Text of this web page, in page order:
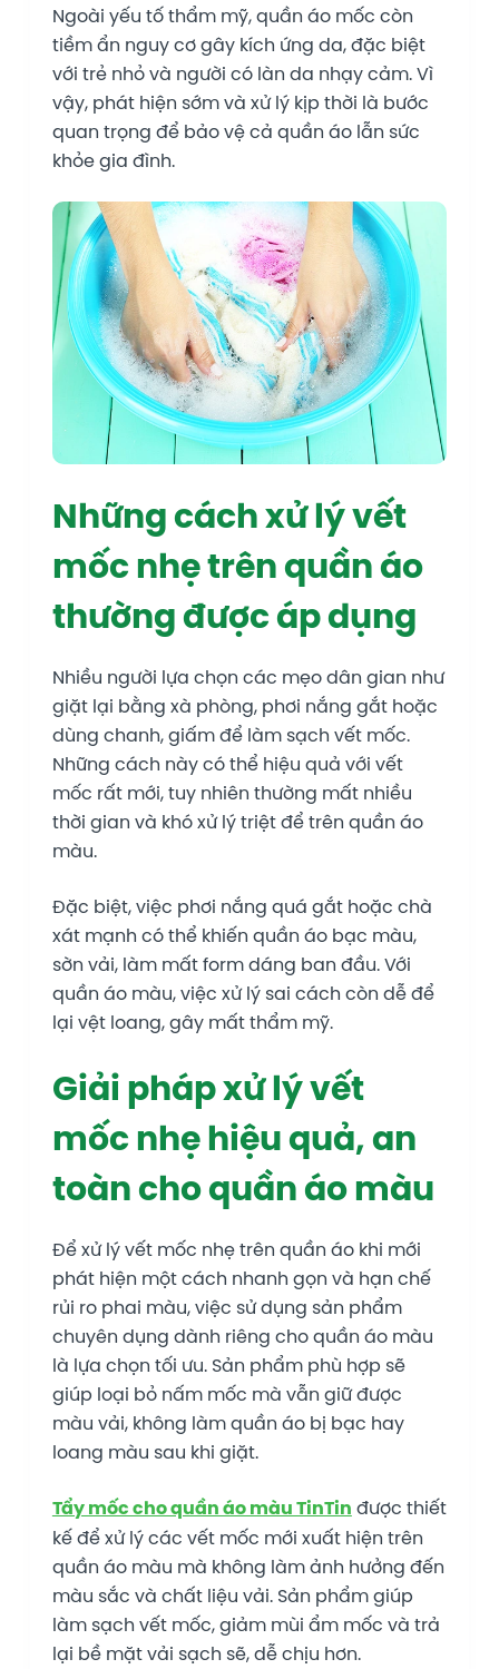
Ngoài yếu tố thẩm mỹ, quần áo mốc còn
tiềm ẩn nguy cơ gây kích ứng da, đặc biệt
với trẻ nhỏ và người có làn da nhạy cảm. Vì
vậy, phát hiện sớm và xử lý kịp thời là bước
quan trọng để bảo vệ cả quần áo lẫn sức
khỏe gia đình.
Những cách xử lý vết
mốc nhẹ trên quần áo
thường được áp dụng
Nhiều người lựa chọn các mẹo dân gian như
giặt lại bằng xà phòng, phơi nắng gắt hoặc
dùng chanh, giấm để làm sạch vết mốc.
Những cách này có thể hiệu quả với vết
mốc rất mới, tuy nhiên thường mất nhiều
thời gian và khó xử lý triệt để trên quần áo
màu.
Đặc biệt, việc phơi nắng quá gắt hoặc chà
xát mạnh có thể khiến quần áo bạc màu,
sờn vải, làm mất form dáng ban đầu. Với
quần áo màu, việc xử lý sai cách còn dễ để
lại vệt loang, gây mất thẩm mỹ.
Giải pháp xử lý vết
mốc nhẹ hiệu quả, an
toàn cho quần áo màu
Để xử lý vết mốc nhẹ trên quần áo khi mới
phát hiện một cách nhanh gọn và hạn chế
rủi ro phai màu, việc sử dụng sản phẩm
chuyên dụng dành riêng cho quần áo màu
là lựa chọn tối ưu. Sản phẩm phù hợp sẽ
giúp loại bỏ nấm mốc mà vẫn giữ được
màu vải, không làm quần áo bị bạc hay
loang màu sau khi giặt.
Tẩy mốc cho quần áo màu TinTinđược thiết
kế để xử lý các vết mốc mới xuất hiện trên
quần áo màu mà không làm ảnh hưởng đến
màu sắc và chất liệu vải. Sản phẩm giúp
làm sạch vết mốc, giảm mùi ẩm mốc và trả
lại bề mặt vải sạch sẽ, dễ chịu hơn.